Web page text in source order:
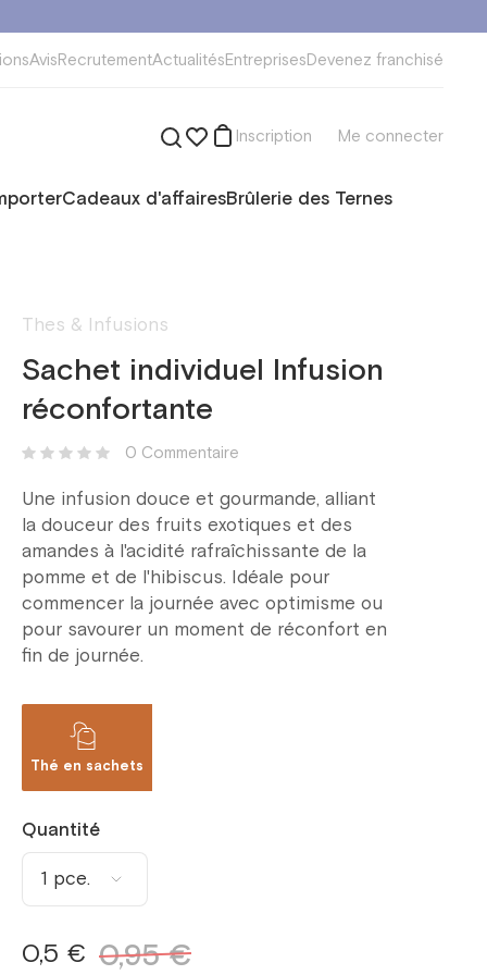
AvisRecrutementActualitésEntreprisesDevenez franchisé
Inscription Me connecter
Cadeaux d'affairesBrûlerie des Ternes
Thes & Infusions
Sachet individuel Infusion
réconfortante
0 Сommentaire
Une infusion douce et gourmande, alliant
la douceur des fruits exotiques et des
amandes à l'acidité rafraîchissante de la
pomme et de l'hibiscus. Idéale pour
commencer la journée avec optimisme ou
pour savourer un moment de réconfort en
fin de journée.
Thé en sachets
Quantité
1 pce.
0,5 € 0,95 €